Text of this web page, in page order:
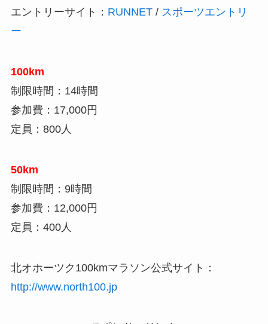
エントリーサイト： RUNNET/ スポーツエントリ
ー
100km
制限時間：14時間
参加費：17,000円
定員：800人
50km
制限時間：9時間
参加費：12,000円
定員：400人
北オホーツク100kmマラソン公式サイト：
http://www.north100.jp